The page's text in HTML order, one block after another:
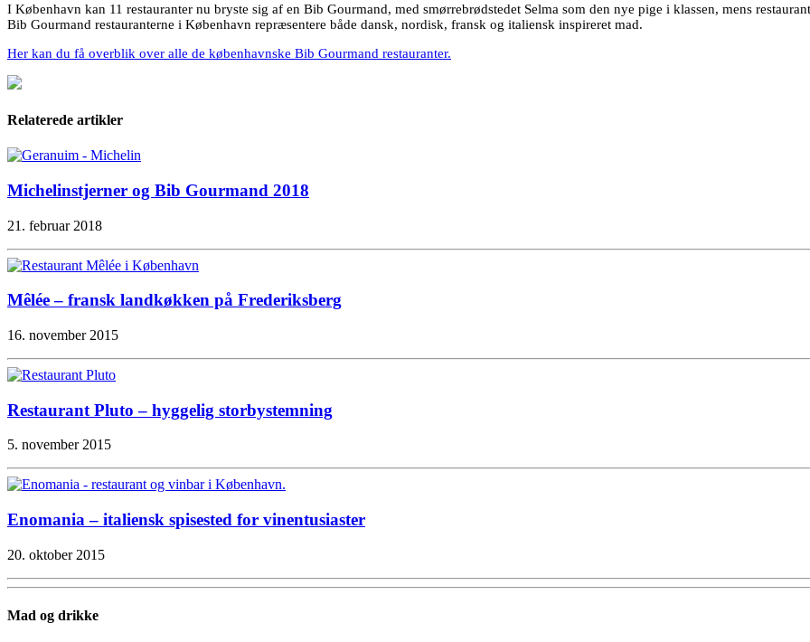
I København kan 11 restauranter nu bryste sig af en Bib Gourmand, med smørrebrødstedet Selma som den nye pige i klassen, mens
Bib Gourmand restauranterne i København repræsentere både dansk, nordisk, fransk og italiensk inspireret mad.
Her kan du få overblik over alle de københavnske Bib Gourmand restauranter.
Relaterede artikler
Michelinstjerner og Bib Gourmand 2018
21. februar 2018
Mêlée – fransk landkøkken på Frederiksberg
16. november 2015
Restaurant Pluto – hyggelig storbystemning
5. november 2015
Enomania – italiensk spisested for vinentusiaster
20. oktober 2015
Mad og drikke